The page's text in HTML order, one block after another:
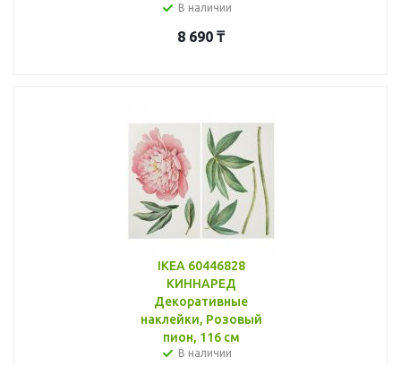
В наличии
8 690 ₸
IKEA 60446828
КИННАРЕД
Декоративные
наклейки, Розовый
пион, 116 см
В наличии